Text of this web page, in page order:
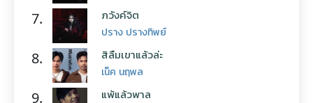
7. ภวังค์จิต
ปราง ปรางทิพย์
8. สิลืมเขาแล้วล่ะ
เน็ค นฤพล
9. แพ้แล้วพาล